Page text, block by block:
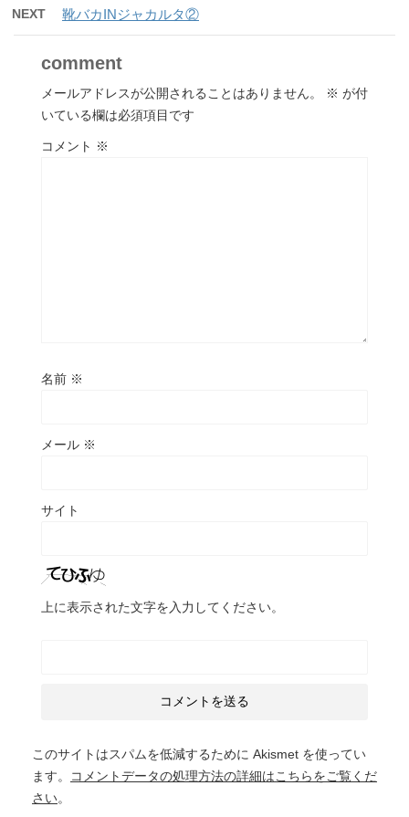
NEXT 靴バカINジャカルタ②
comment
メールアドレスが公開されることはありません。 ※ が付
いている欄は必須項目です
コメント ※
名前 ※
メール ※
サイト
上に表示された文字を入力してください。
このサイトはスパムを低減するために Akismet を使ってい
ます。
コメントデータの処理方法の詳細はこちらをご覧くだ
さい。